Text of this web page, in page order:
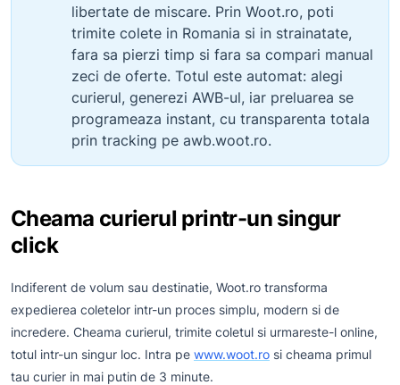
libertate de miscare. Prin Woot.ro, poti
trimite colete in Romania si in strainatate,
fara sa pierzi timp si fara sa compari manual
zeci de oferte. Totul este automat: alegi
curierul, generezi AWB-ul, iar preluarea se
programeaza instant, cu transparenta totala
prin tracking pe awb.woot.ro.
Cheama curierul printr-un singur
click
Indiferent de volum sau destinatie, Woot.ro transforma
expedierea coletelor intr-un proces simplu, modern si de
incredere. Cheama curierul, trimite coletul si urmareste-l online,
totul intr-un singur loc. Intra pe www.woot.ro si cheama primul
tau curier in mai putin de 3 minute.